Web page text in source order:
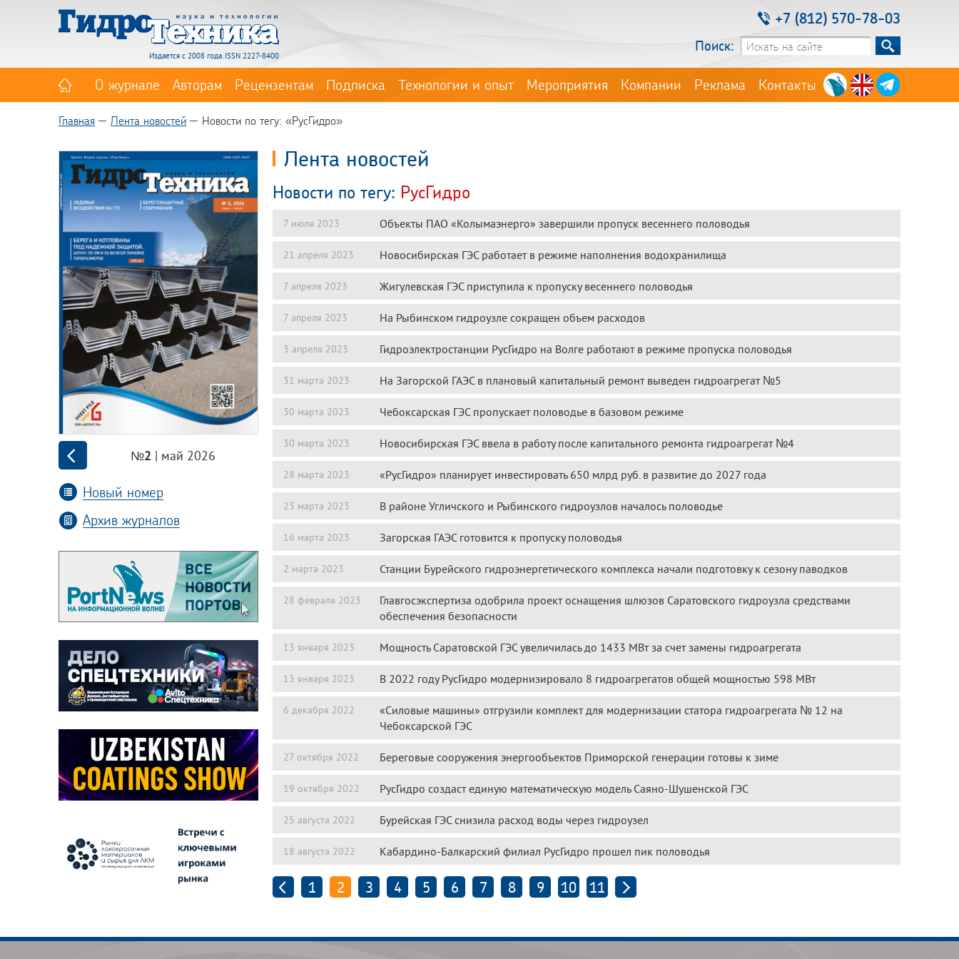
Издается с 2008 года. ISSN 2227-8400
+7 (812) 570-78-03
Поиск:
О журнале Авторам Рецензентам Подписка Технологии и опыт Мероприятия Компании Реклама Контакты
Главная Лента новостей Новости по тегу: «РусГидро»
№2 | май 2026
Новый номер
Архив журналов
Лента новостей
Новости по тегу: РусГидро
7 июля 2023 Объекты ПАО «Колымаэнерго» завершили пропуск весеннего половодья
21 апреля 2023 Новосибирская ГЭС работает в режиме наполнения водохранилища
7 апреля 2023 Жигулевская ГЭС приступила к пропуску весеннего половодья
7 апреля 2023 На Рыбинском гидроузле сокращен объем расходов
3 апреля 2023 Гидроэлектростанции РусГидро на Волге работают в режиме пропуска половодья
31 марта 2023 На Загорской ГАЭС в плановый капитальный ремонт выведен гидроагрегат №5
30 марта 2023 Чебоксарская ГЭС пропускает половодье в базовом режиме
30 марта 2023 Новосибирская ГЭС ввела в работу после капитального ремонта гидроагрегат №4
28 марта 2023 «РусГидро» планирует инвестировать 650 млрд руб. в развитие до 2027 года
23 марта 2023 В районе Угличского и Рыбинского гидроузлов началось половодье
16 марта 2023 Загорская ГАЭС готовится к пропуску половодья
2 марта 2023 Станции Бурейского гидроэнергетического комплекса начали подготовку к сезону паводков
28 февраля 2023
Главгосэкспертиза одобрила проект оснащения шлюзов Саратовского гидроузла средствами
обеспечения безопасности
13 января 2023 Мощность Саратовской ГЭС увеличилась до 1433 МВт за счет замены гидроагрегата
13 января 2023 В 2022 году РусГидро модернизировало 8 гидроагрегатов общей мощностью 598 МВт
6 декабря 2022
«Силовые машины» отгрузили комплект для модернизации статора гидроагрегата № 12 на
Чебоксарской ГЭС
27 октября 2022 Береговые сооружения энергообъектов Приморской генерации готовы к зиме
19 октября 2022 РусГидро создаст единую математическую модель Саяно-Шушенской ГЭС
25 августа 2022 Бурейская ГЭС снизила расход воды через гидроузел
18 августа 2022 Кабардино-Балкарский филиал РусГидро прошел пик половодья
1 2 3 4 5 6 7 8 9 10 11